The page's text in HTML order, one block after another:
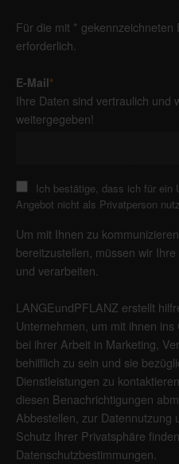
Für die mit * gekennzeichneten
erforderlich.
E-Mail*
Ihre Daten sind vertraulich und
weitergegeben!
Ich bestätige, dass ich für ein
Angebot nicht als Privatperson
Um mit Ihnen zu
bereitzustellen, müssen wir
und verarbeiten.
LANGEundPFLANZ erstellt
Unternehmen, um mit ihnen
bei ihrer Arbeit in Marketing,
behilflich zu sein und sie
Dienstleistungen zu
diesen Benachrichtigungen
Abbestellen, zur Datennutzung
Schutz Ihrer Privatsphäre
Datenschutzbestimmungen